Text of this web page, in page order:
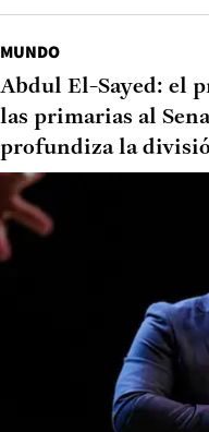
MUNDO
Abdul El-Sayed: el
las primarias al
profundiza la